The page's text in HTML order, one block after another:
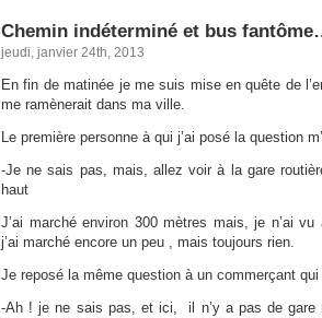
Chemin indéterminé et bus
jeudi, janvier 24th, 2013
En fin de matinée je me suis mise en quête de
me ramènerait dans ma ville.
Le première personne à qui j’ai posé la question
-Je ne sais pas, mais, allez voir à la gare
haut
J’ai marché environ 300 mètres mais, je n’ai vu
j’ai marché encore un peu , mais toujours rien.
Je reposé la même question à un commerçant qui
-Ah ! je ne sais pas, et ici, il n’y a pas de gare